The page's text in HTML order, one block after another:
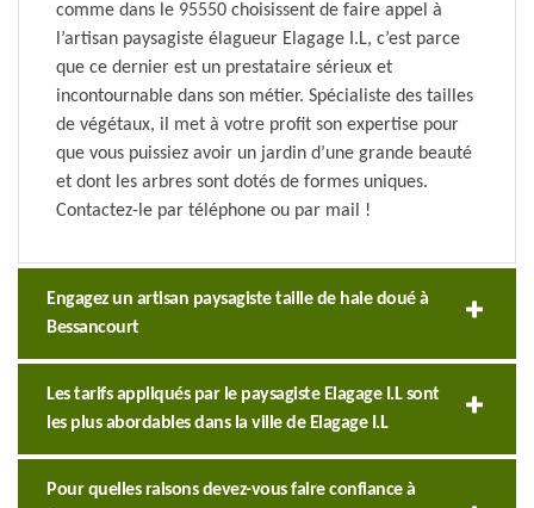
comme dans le 95550 choisissent de faire appel à
l’artisan paysagiste élagueur Elagage I.L, c’est parce
que ce dernier est un prestataire sérieux et
incontournable dans son métier. Spécialiste des tailles
de végétaux, il met à votre profit son expertise pour
que vous puissiez avoir un jardin d’une grande beauté
et dont les arbres sont dotés de formes uniques.
Contactez-le par téléphone ou par mail !
Engagez un artisan paysagiste taille de haie doué à
Bessancourt
Les tarifs appliqués par le paysagiste Elagage I.L sont
les plus abordables dans la ville de Elagage I.L
Pour quelles raisons devez-vous faire confiance à